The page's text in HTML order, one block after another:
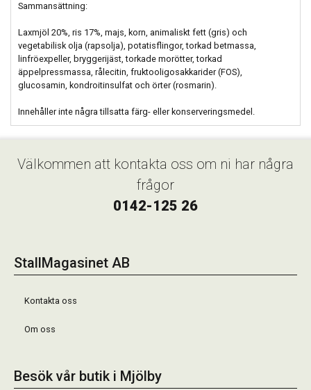
Sammansättning:
Laxmjöl 20%, ris 17%, majs, korn, animaliskt fett (gris) och
vegetabilisk olja (rapsolja), potatisflingor, torkad betmassa,
linfröexpeller, bryggerijäst, torkade morötter, torkad
äppelpressmassa, rålecitin, fruktooligosakkarider (FOS),
glucosamin, kondroitinsulfat och örter (rosmarin).
Innehåller inte några tillsatta färg- eller konserveringsmedel.
Välkommen att kontakta oss om ni har några
frågor
0142-125 26
StallMagasinet AB
Kontakta oss
Om oss
Besök vår butik i Mjölby